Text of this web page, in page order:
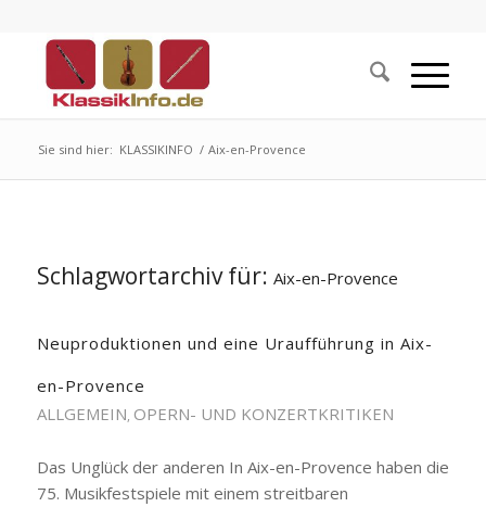
Sie sind hier: KLASSIKINFO / Aix-en-Provence
Schlagwortarchiv für: Aix-en-Provence
Neuproduktionen und eine Uraufführung in Aix-
en-Provence
ALLGEMEIN, OPERN- UND KONZERTKRITIKEN
Das Unglück der anderen In Aix-en-Provence haben die
75. Musikfestspiele mit einem streitbaren